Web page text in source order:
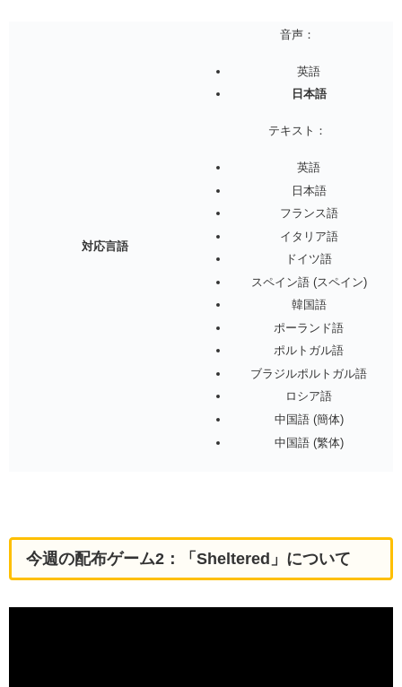
対応言語
音声：
英語
日本語
テキスト：
英語
日本語
フランス語
イタリア語
ドイツ語
スペイン語 (スペイン)
韓国語
ポーランド語
ポルトガル語
ブラジルポルトガル語
ロシア語
中国語 (簡体)
中国語 (繁体)
今週の配布ゲーム2：「Sheltered」について